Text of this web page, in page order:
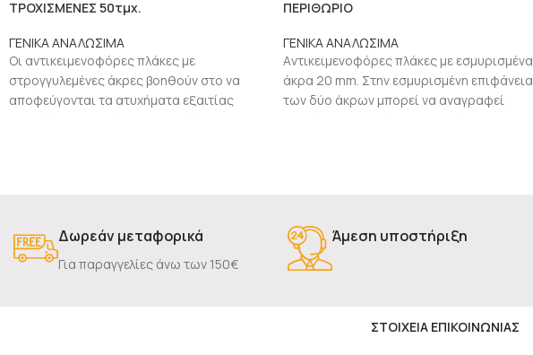
ΤΡΟΧΙΣΜΕΝΕΣ 50τμχ.
ΓΕΝΙΚΑ ΑΝΑΛΩΣΙΜΑ
Οι αντικειμενοφόρες πλάκες με
στρογγυλεμένες άκρες βοηθούν στο να
αποφεύγονται τα ατυχήματα εξαιτίας
ΠΕΡΙΘΩΡΙΟ
ΓΕΝΙΚΑ ΑΝΑΛΩΣΙΜΑ
Aντικειμενοφόρες πλάκες με εσμυρισμένα
άκρα 20 mm. Στην εσμυρισμένη επιφάνεια
των δύο άκρων μπορεί να αναγραφεί
Δωρεάν μεταφορικά
Για παραγγελίες άνω των 150€
Άμεση υποστήριξη
ΣΤΟΙΧΕΙΑ ΕΠΙΚΟΙΝΩΝΙΑΣ